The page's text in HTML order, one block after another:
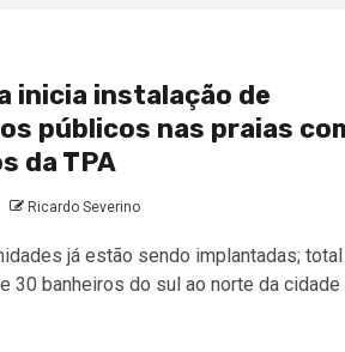
inicia instalação de
públicos nas praias
da TPA
Ricardo Severino
já estão sendo implantadas; total
30 banheiros do sul ao norte da cidade